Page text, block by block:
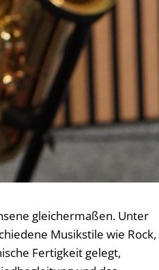
gleichermaßen. Unter
Musikstile wie Rock,
Fertigkeit gelegt,